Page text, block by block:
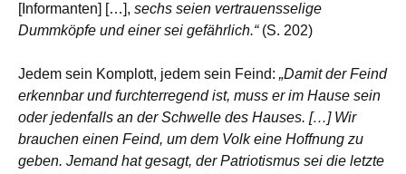
[Informanten] […], sechs seien vertrauensselige
Dummköpfe und einer sei gefährlich.“(S. 202)
Jedem sein Komplott, jedem sein Feind: „Damit der Feind
erkennbar und furchterregend ist, muss er im Hause sein
oder jedenfalls an der Schwelle des Hauses. […] Wir
brauchen einen Feind, um dem Volk eine Hoffnung zu
geben. Jemand hat gesagt, der Patriotismus sei die letzte